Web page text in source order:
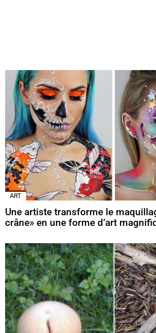
ART
Une artiste transforme le
crâne» en une forme d’art